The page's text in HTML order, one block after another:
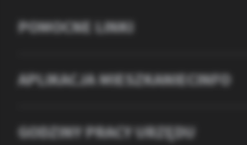
POMOCNE LINKI
APLIKACJA MIESZKANIECINFO
GODZINY PRACY URZĘDU